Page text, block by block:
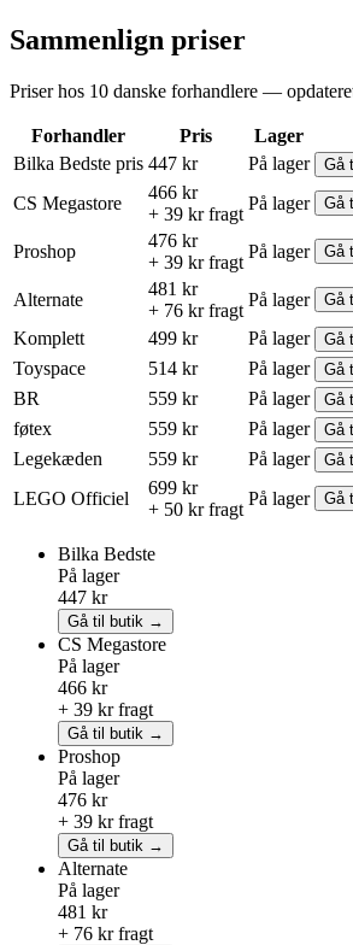
Sammenlign priser
Priser hos 10 danske forhandlere —
Forhandler Pris
Lager
Bilka Bedste pris 447 kr På lager Gå
CS Megastore
466 kr
+ 39 kr fragt
På lager Gå
Proshop
476 kr
+ 39 kr fragt
På lager Gå
Alternate
481 kr
+ 76 kr fragt
På lager Gå
Komplett 499 kr På lager Gå
Toyspace 514 kr På lager Gå
BR 559 kr På lager Gå
føtex 559 kr På lager Gå
Legekæden 559 kr På lager Gå
LEGO Officiel
699 kr
+ 50 kr fragt
På lager Gå
Bilka Bedste
På lager
447 kr
Gå til butik →
CS Megastore
På lager
466 kr
+ 39 kr fragt
Gå til butik →
Proshop
På lager
476 kr
+ 39 kr fragt
Gå til butik →
Alternate
På lager
481 kr
+ 76 kr fragt